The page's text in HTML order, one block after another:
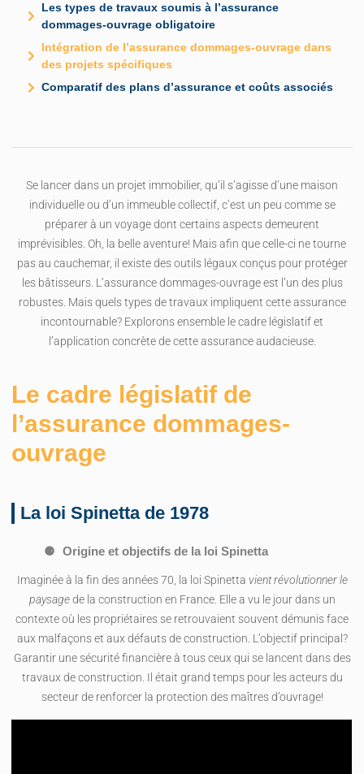
Les types de travaux soumis à l’assurance
dommages-ouvrage obligatoire
Intégration de l’assurance dommages-ouvrage dans
des projets spécifiques
Comparatif des plans d’assurance et coûts associés
Se lancer dans un projet immobilier, qu’il s’agisse d’une maison
individuelle ou d’un immeuble collectif, c’est un peu comme se
préparer à un voyage dont certains aspects demeurent
imprévisibles. Oh, la belle aventure! Mais afin que celle-ci ne tourne
pas au cauchemar, il existe des outils légaux conçus pour protéger
les bâtisseurs. L’assurance dommages-ouvrage est l’un des plus
robustes. Mais quels types de travaux impliquent cette assurance
incontournable? Explorons ensemble le cadre législatif et
l’application concrète de cette assurance audacieuse.
Le cadre législatif de
l’assurance dommages-
ouvrage
La loi Spinetta de 1978
Origine et objectifs de la loi Spinetta
Imaginée à la fin des années 70, la loi Spinetta vient révolutionner le
paysagede la construction en France. Elle a vu le jour dans un
contexte où les propriétaires se retrouvaient souvent démunis face
aux malfaçons et aux défauts de construction. L’objectif principal?
Garantir une sécurité financière à tous ceux qui se lancent dans des
travaux de construction. Il était grand temps pour les acteurs du
secteur de renforcer la protection des maîtres d’ouvrage!